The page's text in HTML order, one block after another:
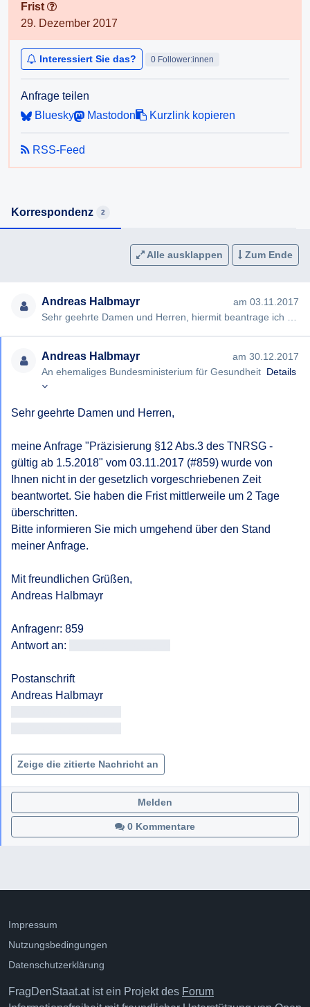
Frist
29. Dezember 2017
Interessiert Sie das? 0 Follower:innen
Anfrage teilen
Bluesky
Mastodon Kurzlink kopieren
RSS-Feed
Korrespondenz 2
Alle ausklappen Zum Ende
Andreas Halbmayr
am 03.11.2017
Andreas Halbmayr
am 30.12.2017
An ehemaliges Bundesministerium für Gesundheit Details
Sehr geehrte Damen und Herren,
meine Anfrage "Präzisierung §12 Abs.3 des TNRSG -
gültig ab 1.5.2018" vom 03.11.2017 (#859) wurde von
Ihnen nicht in der gesetzlich vorgeschriebenen Zeit
beantwortet. Sie haben die Frist mittlerweile um 2 Tage
überschritten.
Bitte informieren Sie mich umgehend über den Stand
meiner Anfrage.
Mit freundlichen Grüßen,
Andreas Halbmayr
Anfragenr: 859
Antwort an:
Postanschrift
Zeige die zitierte Nachricht an
0 Kommentare
Melden
Impressum
Nutzungsbedingungen
Datenschutzerklärung
FragDenStaat.at ist ein Projekt des Forum